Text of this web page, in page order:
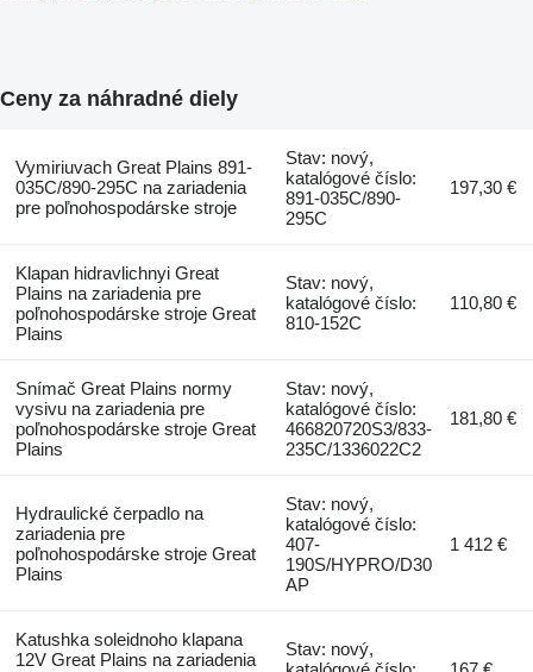
Ceny za náhradné diely
Vymiriuvach Great Plains 891-
035C/890-295C na zariadenia
pre poľnohospodárske stroje
Stav: nový,
katalógové číslo:
891-035C/890-
295C
197,30 €
Klapan hidravlichnyi Great
Plains na zariadenia pre
poľnohospodárske stroje Great
Plains
Stav: nový,
katalógové číslo:
810-152C
110,80 €
Snímač Great Plains normy
vysivu na zariadenia pre
poľnohospodárske stroje Great
Plains
Stav: nový,
katalógové číslo:
466820720S3/833-
235C/1336022C2
181,80 €
Hydraulické čerpadlo na
zariadenia pre
poľnohospodárske stroje Great
Plains
Stav: nový,
katalógové číslo:
407-
190S/HYPRO/D30
AP
1 412 €
Katushka soleidnoho klapana
12V Great Plains na zariadenia
Stav: nový,